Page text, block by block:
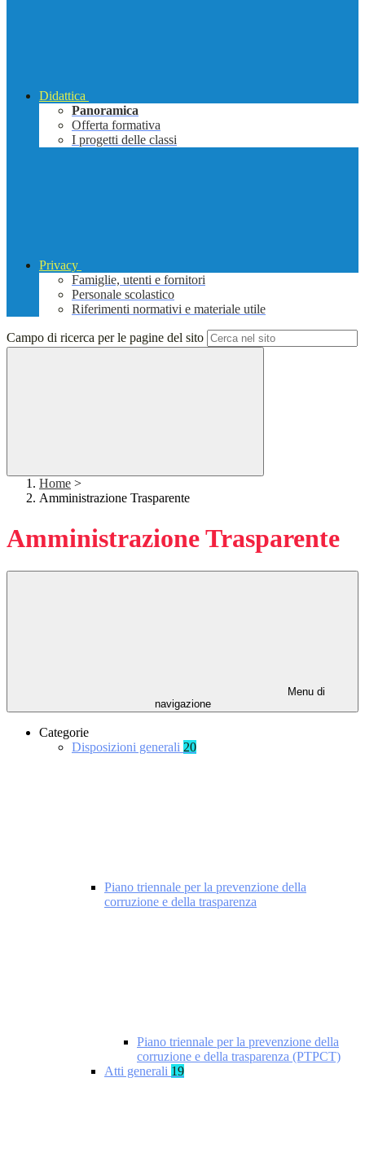
Didattica
Panoramica
Offerta formativa
I progetti delle classi
Privacy
Famiglie, utenti e fornitori
Personale scolastico
Riferimenti normativi e materiale utile
Campo di ricerca per le pagine del sito
Home >
Amministrazione Trasparente
Amministrazione Trasparente
Menu di
navigazione
Categorie
Disposizioni generali 20
Piano triennale per la prevenzione della
corruzione e della trasparenza
Piano triennale per la prevenzione della
corruzione e della trasparenza (PTPCT)
Atti generali 19